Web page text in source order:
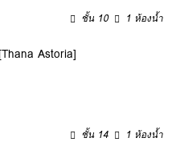
ชั้น 10
1 ห้องน้ำ
Astoria]
ชั้น 14 1 ห้องน้ำ